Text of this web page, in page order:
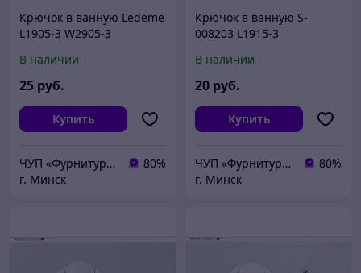
Крючок в ванную Ledeme
L1905-3 W2905-3
В наличии
25 руб.
Купить
ЧУП «Фурнитурка-бай»
80%
г. Минск
Крючок в ванную S-
008203 L1915-3
В наличии
20 руб.
Купить
ЧУП «Фурнитурка-бай»
80%
г. Минск